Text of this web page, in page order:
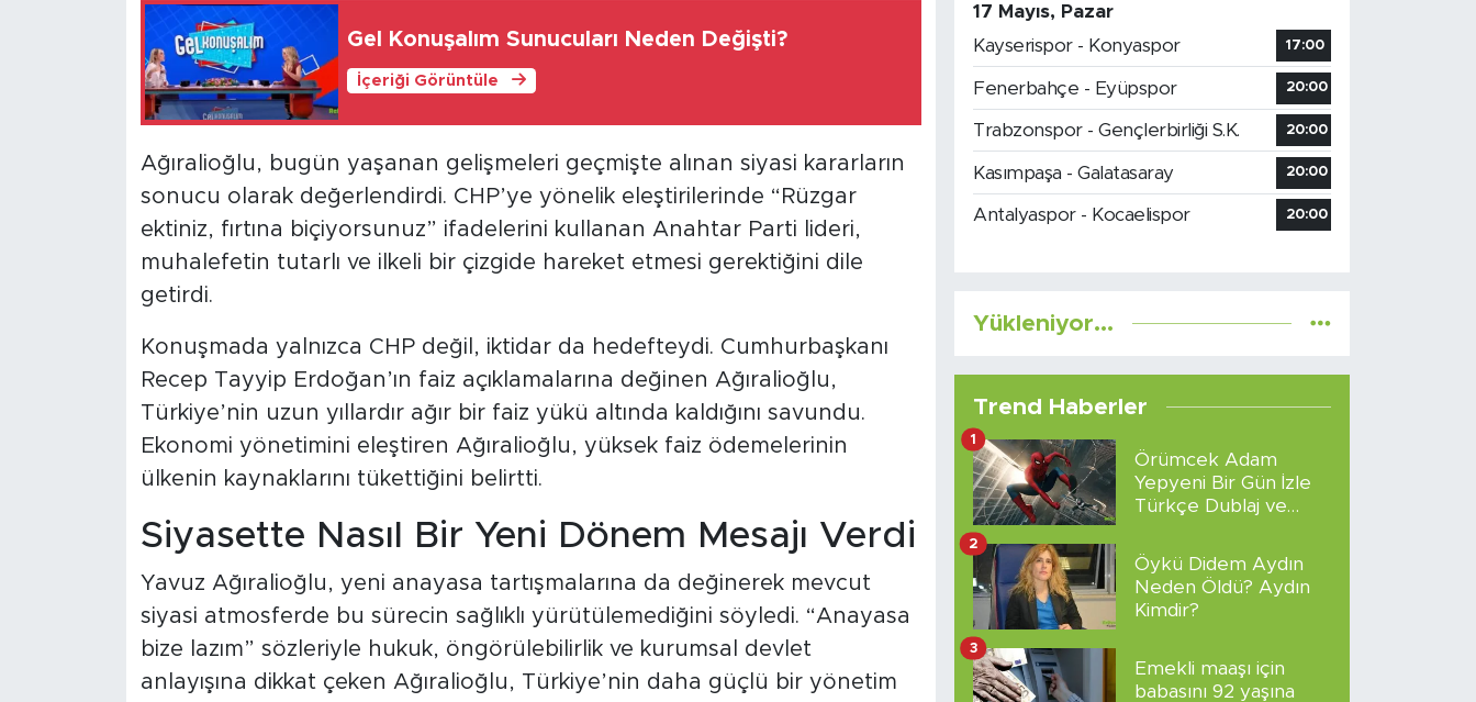
Gel Konuşalım Sunucuları Neden Değişti?
İçeriği Görüntüle
Ağıralioğlu, bugün yaşanan gelişmeleri geçmişte alınan siyasi kararların
sonucu olarak değerlendirdi. CHP’ye yönelik eleştirilerinde “Rüzgar
ektiniz, fırtına biçiyorsunuz” ifadelerini kullanan Anahtar Parti lideri,
muhalefetin tutarlı ve ilkeli bir çizgide hareket etmesi gerektiğini dile
getirdi.
Konuşmada yalnızca CHP değil, iktidar da hedefteydi. Cumhurbaşkanı
Recep Tayyip Erdoğan’ın faiz açıklamalarına değinen Ağıralioğlu,
Türkiye’nin uzun yıllardır ağır bir faiz yükü altında kaldığını savundu.
Ekonomi yönetimini eleştiren Ağıralioğlu, yüksek faiz ödemelerinin
ülkenin kaynaklarını tükettiğini belirtti.
Siyasette Nasıl Bir Yeni Dönem Mesajı Verdi
Yavuz Ağıralioğlu, yeni anayasa tartışmalarına da değinerek mevcut
siyasi atmosferde bu sürecin sağlıklı yürütülemediğini söyledi. “Anayasa
bize lazım” sözleriyle hukuk, öngörülebilirlik ve kurumsal devlet
anlayışına dikkat çeken Ağıralioğlu, Türkiye’nin daha güçlü bir yönetim
17 Mayıs, Pazar
Kayserispor - Konyaspor
17:00
Fenerbahçe - Eyüpspor 20:00
Trabzonspor - Gençlerbirliği S.K. 20:00
Kasımpaşa - Galatasaray 20:00
Antalyaspor - Kocaelispor 20:00
Yükleniyor...
Trend Haberler
Örümcek Adam
Yepyeni Bir Gün İzle
Türkçe Dublaj ve
1
Öykü Didem Aydın
Neden Öldü? Aydın
Kimdir?
2
Emekli maaşı için
babasını 92 yaşına
3